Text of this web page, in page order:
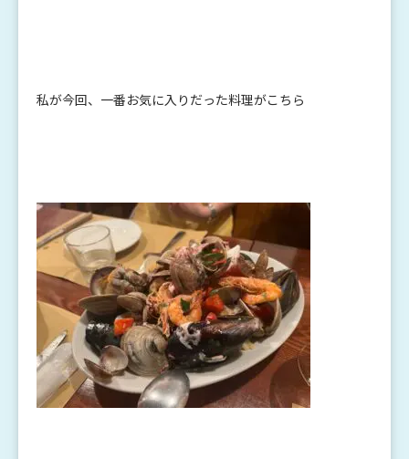
私が今回、一番お気に入りだった料理がこちら